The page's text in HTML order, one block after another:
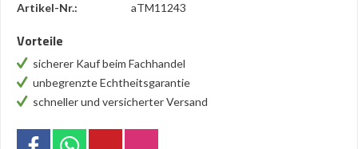
Artikel-Nr.: aTM11243
Vorteile
sicherer Kauf beim Fachhandel
unbegrenzte Echtheitsgarantie
schneller und versicherter Versand